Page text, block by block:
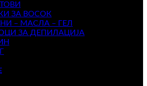
ЗА ВОСОК
– МАСЛА – ГЕЛ
ЗА ДЕПИЛАЦИЈА